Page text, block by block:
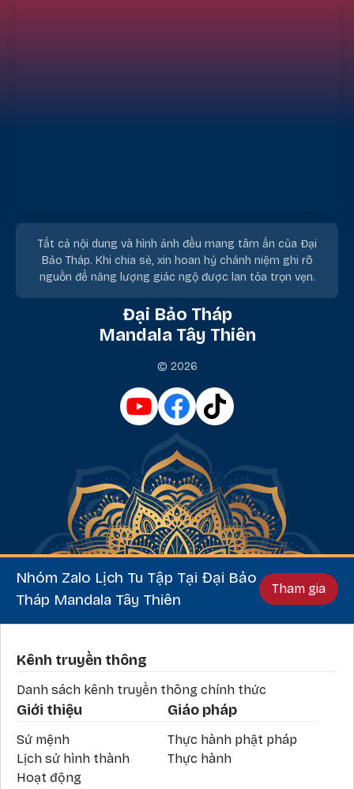
Tất cả nội dung và hình ảnh đều mang tâm ấn của Đại
Bảo Tháp. Khi chia sẻ, xin hoan hỷ chánh niệm ghi rõ
nguồn để năng lượng giác ngộ được lan tỏa trọn vẹn.
Đại Bảo Tháp
Mandala Tây Thiên
© 2026
Nhóm Zalo Lịch Tu Tập Tại Đại Bảo
Tháp Mandala Tây Thiên
Tham gia
Phần chân
Kênh truyền thông
Danh sách kênh truyền thông chính thức
Giới thiệu
Sứ mệnh
Lịch sử hình thành
Hoạt động
Giáo pháp
Thực hành phật pháp
Thực hành